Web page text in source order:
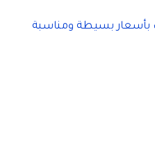
بسيطة ومناسبة